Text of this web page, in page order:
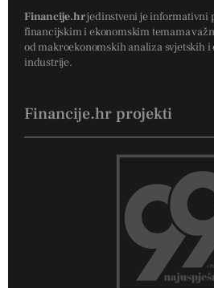
Financije.hrjedinstveni je informativni
financijskim i ekonomskim temama
od makroekonomskih analiza svjetskih
industrije.
Financije.hr projekti